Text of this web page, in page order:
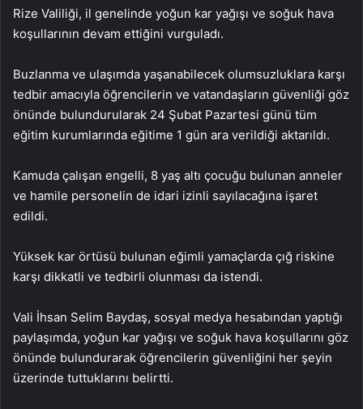
Rize Valiliği, il genelinde yoğun kar yağışı ve soğuk hava
koşullarının devam ettiğini vurguladı.
Buzlanma ve ulaşımda yaşanabilecek olumsuzluklara karşı
tedbir amacıyla öğrencilerin ve vatandaşların güvenliği göz
önünde bulundurularak 24 Şubat Pazartesi günü tüm
eğitim kurumlarında eğitime 1 gün ara verildiği aktarıldı.
Kamuda çalışan engelli, 8 yaş altı çocuğu bulunan anneler
ve hamile personelin de idari izinli sayılacağına işaret
edildi.
Yüksek kar örtüsü bulunan eğimli yamaçlarda çığ riskine
karşı dikkatli ve tedbirli olunması da istendi.
Vali İhsan Selim Baydaş, sosyal medya hesabından yaptığı
paylaşımda, yoğun kar yağışı ve soğuk hava koşullarını göz
önünde bulundurarak öğrencilerin güvenliğini her şeyin
üzerinde tuttuklarını belirtti.